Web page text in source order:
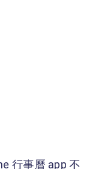
行事曆 app 不